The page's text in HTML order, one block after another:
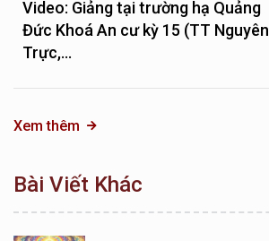
Video: Giảng tại trường hạ Quảng
Đức Khoá An cư kỳ 15 (TT Nguyên
Trực,...
Xem thêm
Bài Viết Khác